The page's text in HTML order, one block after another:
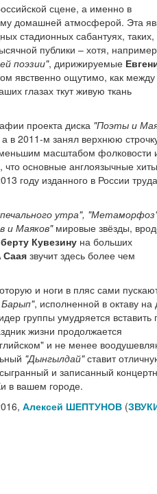
сцене, а именно в
домашней атмосферой. Эта
стадионных сабантуях, таких,
публики – хотя,
поэзии", дирижируемые
явственно ощутимо, как между
глазах ткут живую ткань
проекта диска "Поэты и
в 2011-м занял верхнюю
масштабом фолковости
что основные англоязычные
году изданного в России
утра",
и Маяков"мировые звёзды,
Кувезину на больших
Саая звучит здесь более чем
и ноги в пляс сами
, исполненной в октаву на
группы умудряется вставить
жизни продолжается
и не менее
"Дынгылдай"ставит
и записанный
в вашем городе.
Алексей ШЕПТУНОВ(